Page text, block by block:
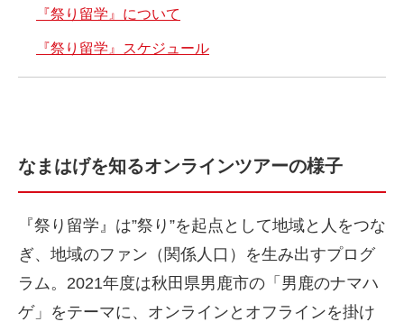
『祭り留学』について
『祭り留学』スケジュール
なまはげを知るオンラインツアーの様子
『祭り留学』は”祭り”を起点として地域と人をつな
ぎ、地域のファン（関係人口）を生み出すプログ
ラム。2021年度は秋田県男鹿市の「男鹿のナマハ
ゲ」をテーマに、オンラインとオフラインを掛け